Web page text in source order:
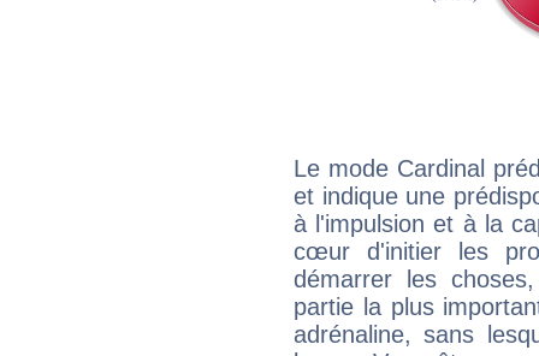
Le mode Cardinal
et indique une
à l'impulsion et à la
cœur d'initier les
démarrer les
partie la plus
adrénaline, sans